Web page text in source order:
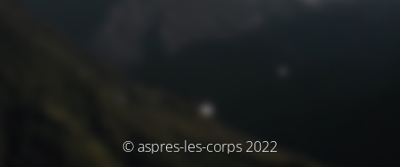
© aspres-les-corps 2022